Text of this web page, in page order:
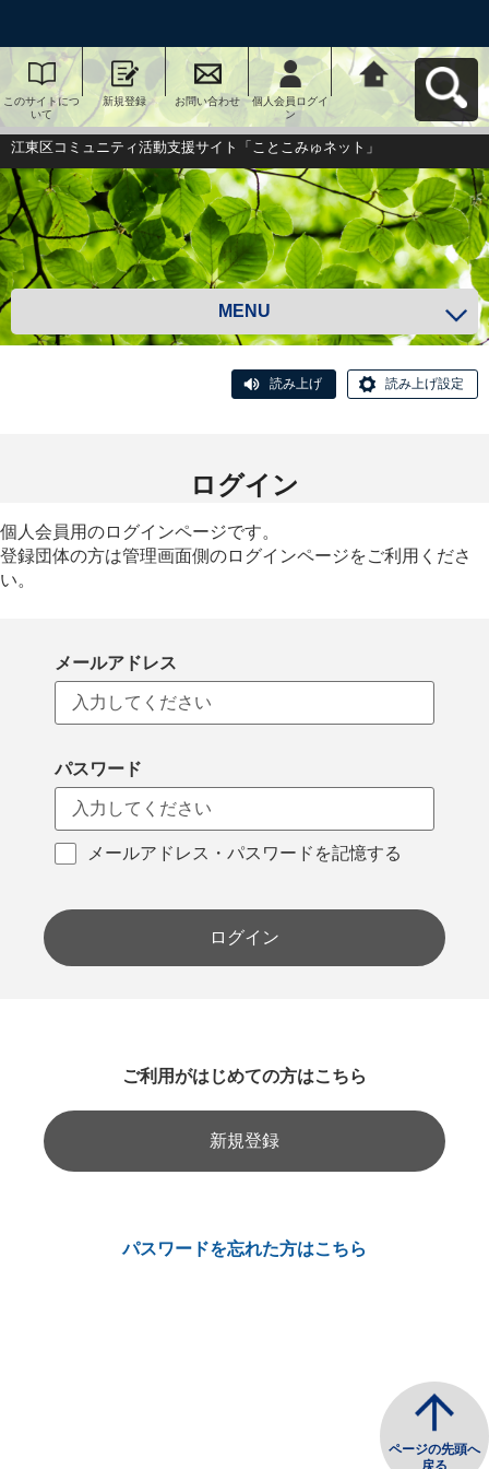
このサイトにつ
いて
新規登録 お問い合わせ
個人会員ログイ
ン
江東区コミュニ
ティ活動支援サ
イト「ことこみ
ゅネット」へ戻
る
江東区コミュニティ活動支援サイト「ことこみゅネット」
MENU
読み上げ 読み上げ設定
ログイン
個人会員用のログインページです。
登録団体の方は管理画面側のログインページをご利用くださ
い。
メールアドレス
パスワード
メールアドレス・パスワードを記憶する
ログイン
ご利用がはじめての方はこちら
新規登録
パスワードを忘れた方はこちら
ページの先頭へ
戻る